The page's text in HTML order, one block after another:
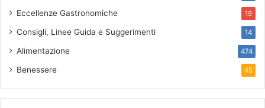
Eccellenze Gastronomiche 19
Consigli, Linee Guida e Suggerimenti 14
Alimentazione 474
Benessere 45